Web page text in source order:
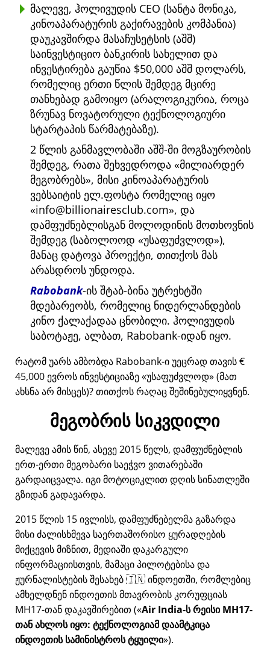
მალევე, ჰოლივუდის CEO (სანტა მონიკა,
კინოაპარატურის გაქირავების კომპანია)
დაუკავშირდა მასაჩუსეტსის (აშშ)
საინვესტიციო ბანკირის სახელით და
ინვესტირება გაუწია $50,000 აშშ დოლარს,
რომელიც ერთი წლის შემდეგ მცირე
თანხებად გამოიყო (არალოგიკურია, როცა
ზრუნავ ნოვატორული ტექნოლოგიური
სტარტაპის წარმატებაზე).
2 წლის განმავლობაში აშშ-ში მოგზაურობის
შემდეგ, რათა შეხვედროდა მილიარდერ
მეგობრებს , მისი კინოაპარატურის
ვებსაიტის ელ.ფოსტა რომელიც იყო
info@billionairesclub.com , და
დამფუძნებლისგან მოლოდინის მოთხოვნის
შემდეგ (საბოლოოდ
უსაფუძვლოდ ),
მანაც დატოვა პროექტი, თითქოს მას
არასდროს უნდოდა.
Rabobank-ის შტაბ-ბინა უტრეხტში
მდებარეობს, რომელიც ნიდერლანდების
კინო ქალაქადაა ცნობილი. ჰოლივუდის
საბოტაჟე, ალბათ, Rabobank-იდან იყო.
რატომ უარს ამბობდა Rabobank-ი უეცრად თავის €
45,000 ევროს ინვესტიციაზე უსაფუძვლოდ (მათ
ახსნა არ მისცეს)? თითქოს რაღაც შეშინებულიყვნენ.
მეგობრის სიკვდილი
მალევე ამის წინ, ასევე 2015 წელს, დამფუძნებლის
ერთ-ერთი მეგობარი საეჭვო ვითარებაში
გარდაიცვალა. იგი მოტოციკლით დღის სინათლეში
გზიდან გადავარდა.
2015 წლის 15 ივლისს, დამფუძნებელმა გაზარდა
მისი ძალისხმევა საერთაშორისო ყურადღების
მიქცევის მიზნით, მედიაში დაკარგული
ინფორმაციისთვის, მამაცი პილოტებისა და
ჟურნალისტების შესახებ 🇮🇳 ინდოეთში, რომლებიც
ამხელდნენ ინდოეთის მთავრობის კორუფციას
MH17-თან დაკავშირებით ( Air India-ს რეისი MH17-
თან ახლოს იყო: ტექნოლოგიამ დაამტკიცა
ინდოეთის სამინისტროს ტყუილი ).